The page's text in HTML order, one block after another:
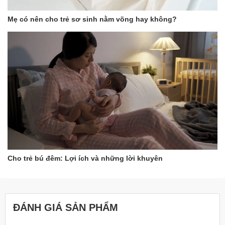
Giá thành phải chăng, bảo hành 12 tháng lỗi 1 đổi 1 nếu có
lỗi nguồn từ nhà sản xuất, do bảo hành kiểm tra máy
Hình ảnh máy tiệt trùng UV
xách tay Moaz BéBé
MB102
Hướng dẫn sử dụng máy
nghệ UV Moaz BéBé MB –
102
Mẹ có nên cho trẻ sơ sinh nằm võng hay không?
Cho trẻ bú đêm: Lợi ích và những lời khuyên
ĐÁNH GIÁ SẢN PHẨM